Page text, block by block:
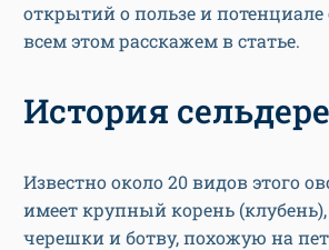
открытий о пользе и потенциале
всем этом расскажем в статье.
История
Известно около 20 видов этого
имеет крупный корень
черешки и ботву, похожую на